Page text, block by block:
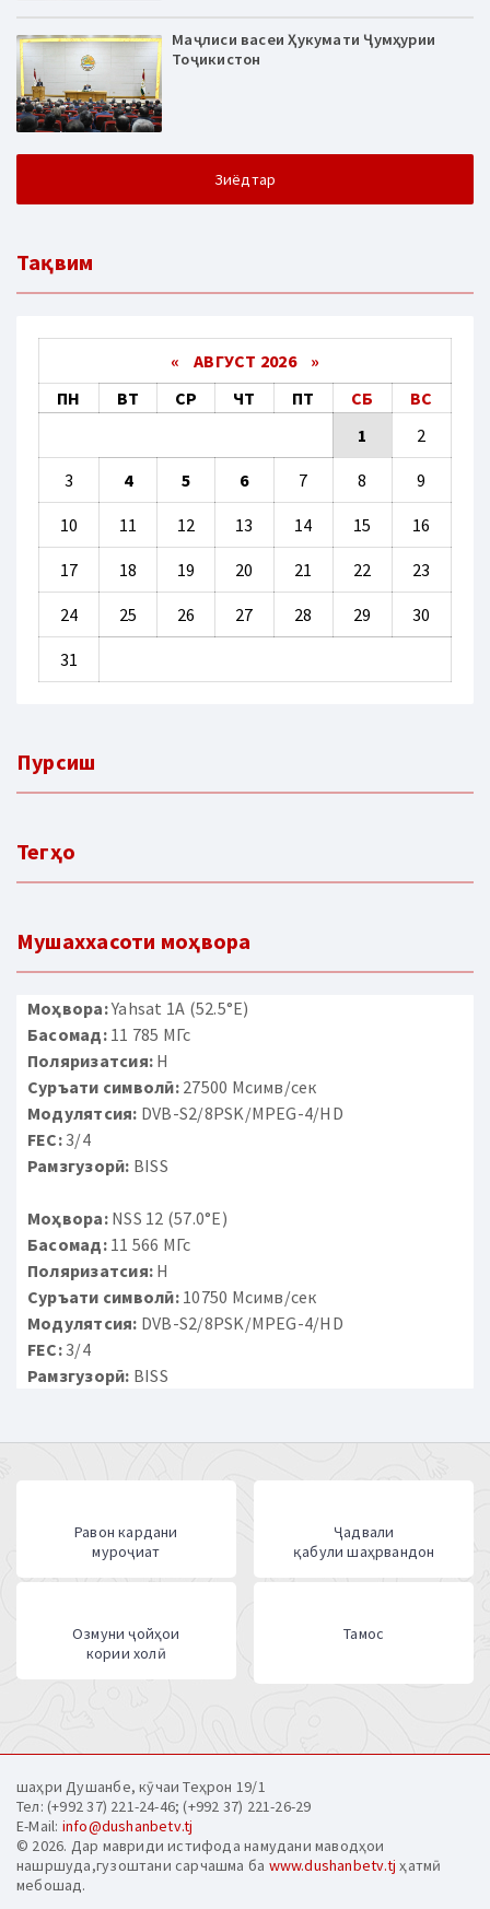
Маҷлиси васеи Ҳукумати Ҷумҳурии
Тоҷикистон
Зиёдтар
Тақвим
« АВГУСТ 2026 »
ПН
ВТ СР ЧТ ПТ СБ
ВС
1
2
3 4 5 6 7 8 9
10 11 12 13 14 15 16
17 18 19 20 21 22 23
24 25 26 27 28 29 30
31
Пурсиш
Тегҳо
Мушаххасоти моҳвора
Моҳвора:Yahsat 1A (52.5°E)
Басомад:11 785 МГс
Поляризатсия: H
Суръати символӣ:27500 Мсимв/сек
Модулятсия: DVB-S2/8PSK/MPEG-4/HD
FEC:3/4
Рамзгузорӣ: BISS
Моҳвора:NSS 12 (57.0°E)
Басомад:11 566 МГс
Поляризатсия: H
Суръати символӣ:10750 Мсимв/сек
Модулятсия: DVB-S2/8PSK/MPEG-4/HD
FEC:3/4
Рамзгузорӣ: BISS
Равон кардани
муроҷиат
Ҷадвали
қабули шаҳрвандон
Озмуни ҷойҳои
кории холӣ
Тамос
шаҳри Душанбе, кӯчаи Теҳрон 19/1
Тел: (+992 37) 221-24-46; (+992 37) 221-26-29
E-Mail: info@dushanbetv.tj
© 2026. Дар мавриди истифода намудани маводҳои
нашршуда,гузоштани сарчашма ба www.dushanbetv.tj ҳатмӣ
мебошад.